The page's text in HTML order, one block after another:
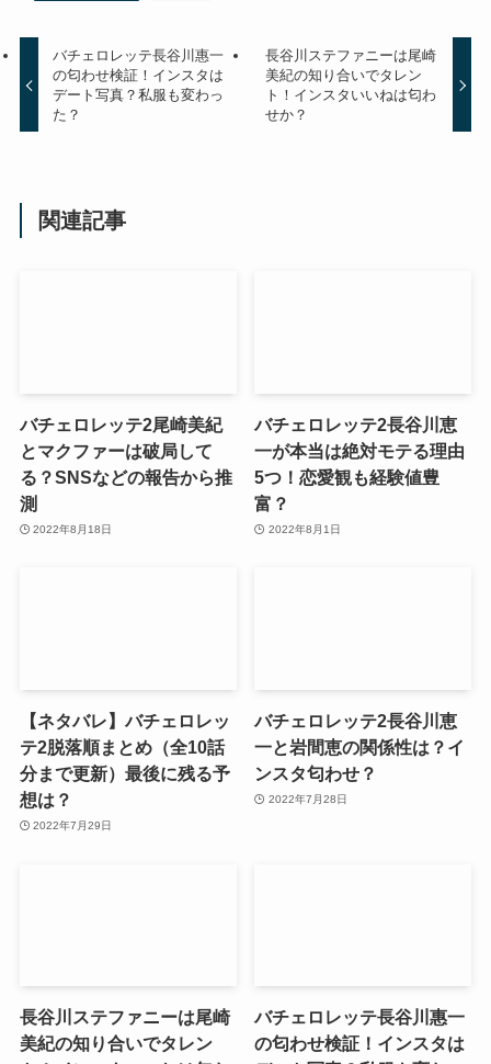
バチェロレッテ長谷川惠一
の匂わせ検証！インスタは
デート写真？私服も変わっ
た？
長谷川ステファニーは尾崎
美紀の知り合いでタレン
ト！インスタいいねは匂わ
せか？
関連記事
バチェロレッテ2尾崎美紀
とマクファーは破局して
る？SNSなどの報告から推
測
2022年8月18日
バチェロレッテ2長谷川恵
一が本当は絶対モテる理由
5つ！恋愛観も経験値豊
富？
2022年8月1日
【ネタバレ】バチェロレッ
テ2脱落順まとめ（全10話
分まで更新）最後に残る予
想は？
2022年7月29日
バチェロレッテ2長谷川恵
一と岩間恵の関係性は？イ
ンスタ匂わせ？
2022年7月28日
長谷川ステファニーは尾崎
美紀の知り合いでタレン
バチェロレッテ長谷川惠一
の匂わせ検証！インスタは